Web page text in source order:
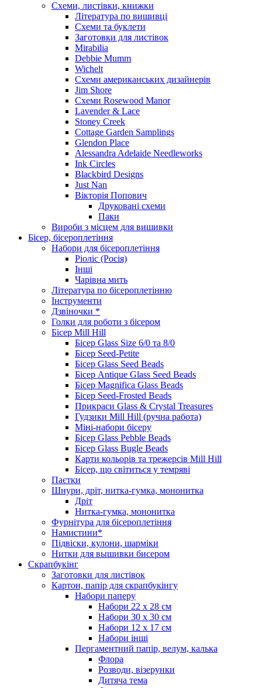
Схеми, листівки, книжки
Література по вишивці
Схеми та буклети
Заготовки для листівок
Mirabilia
Debbie Mumm
Wichelt
Схеми американських дизайнерів
Jim Shore
Cхеми Rosewood Manor
Lavender & Lace
Stoney Creek
Cottage Garden Samplings
Glendon Place
Alessandra Adelaide Needleworks
Ink Circles
Blackbird Designs
Just Nan
Вікторія Попович
Друковані схеми
Паки
Вироби з місцем для вишивки
Бісер, бісероплетіння
Набори для бісероплетіння
Ріоліс (Росія)
Інші
Чарівна мить
Література по бісероплетінню
Інструменти
Дзвіночки *
Голки для роботи з бісером
Бісер Mill Hill
Бісер Glass Size 6/0 та 8/0
Бісер Seed-Petite
Бісер Glass Seed Beads
Бісер Antique Glass Seed Beads
Бісер Magnifica Glass Beads
Бісер Seed-Frosted Beads
Прикраси Glass & Crystal Treasures
Гудзики Mill Hill (ручна работа)
Міні-набори бісеру
Бісер Glass Pebble Beads
Бісер Glass Bugle Beads
Карти кольорів та трежерсів Mill Hill
Бісер, що світиться у темряві
Паєтки
Шнури, дріт, нитка-гумка, мононитка
Дріт
Нитка-гумка, мононитка
Фурнітура для бісероплетіння
Намистини*
Підвіски, кулони, шарміки
Нитки для вышивки бисером
Скрапбукінг
Заготовки для листівок
Картон, папір для скрапбукінгу
Набори паперу
Набори 22 х 28 см
Набори 30 х 30 см
Набори 12 х 17 см
Набори інші
Пергаментний папір, велум, калька
Флора
Розводи, візерунки
Дитяча тема